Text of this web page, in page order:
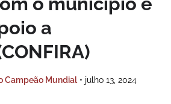
a
Campeão Mundial • julho 13, 2024